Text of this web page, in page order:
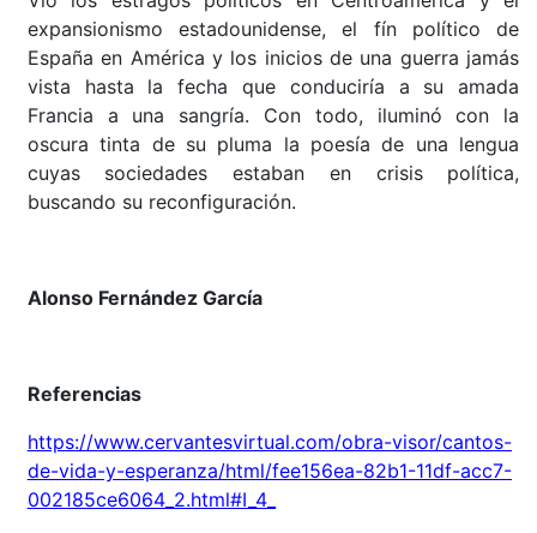
expansionismo estadounidense, el fín político de
España en América y los inicios de una guerra jamás
vista hasta la fecha que conduciría a su amada
Francia a una sangría. Con todo, iluminó con la
oscura tinta de su pluma la poesía de una lengua
cuyas sociedades estaban en crisis política,
buscando su reconfiguración.
Alonso Fernández García
Referencias
https://www.cervantesvirtual.com/obra-visor/cantos-
de-vida-y-esperanza/html/fee156ea-82b1-11df-acc7-
002185ce6064_2.html#I_4_